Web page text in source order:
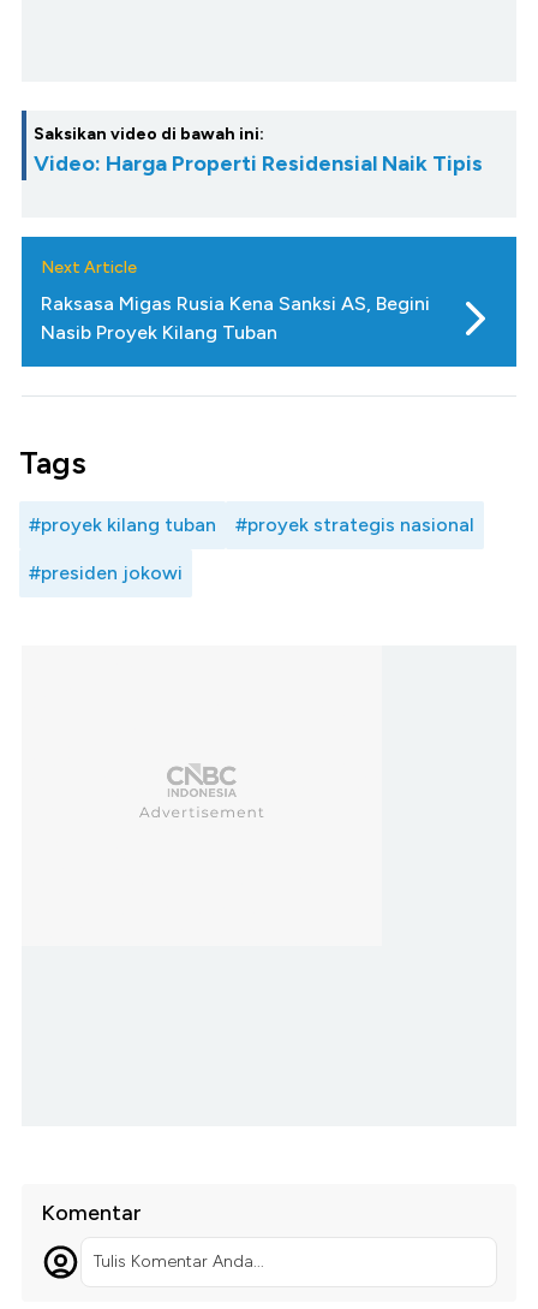
Saksikan video di bawah ini:
Video: Harga Properti Residensial Naik Tipis
Next Article
Raksasa Migas Rusia Kena Sanksi AS, Begini
Nasib Proyek Kilang Tuban
Tags
#proyek kilang tuban #proyek strategis nasional
#presiden jokowi
Komentar
Tulis Komentar Anda...